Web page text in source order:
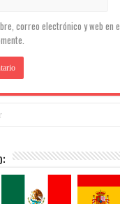
correo electrónico y web en